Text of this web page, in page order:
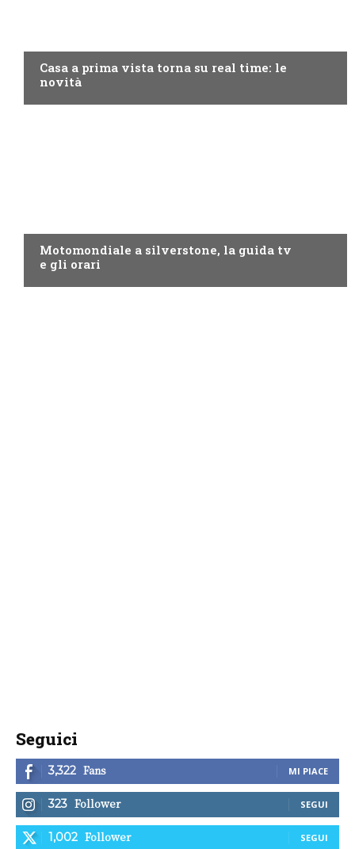
Casa a prima vista torna su real time: le
novità
Motomondiale a silverstone, la guida tv
e gli orari
Seguici
3,322 Fans MI PIACE
323 Follower SEGUI
1,002 Follower SEGUI